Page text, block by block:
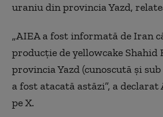
uraniu din provincia Yazd,
„AIEA a fost informată de Iran
producție de yellowcake Shahid
provincia Yazd (cunoscută și
a fost atacată astăzi”, a
pe X.